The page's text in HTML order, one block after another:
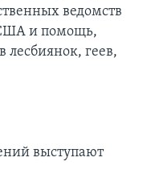
ведомств
США и помощь,
лесбиянок, геев,
выступают